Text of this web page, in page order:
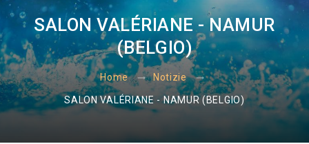
SALON VALÉRIANE - NAMUR
(BELGIO)
Home Notizie
SALON VALÉRIANE - NAMUR (BELGIO)